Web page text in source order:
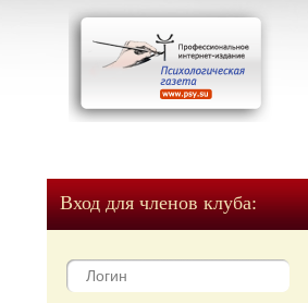
Вход для членов клуба: